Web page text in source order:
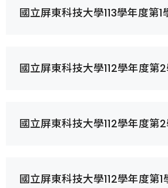
國立屏東科技大學113學年度第
國立屏東科技大學112學年度
國立屏東科技大學112學年度
國立屏東科技大學112學年度第